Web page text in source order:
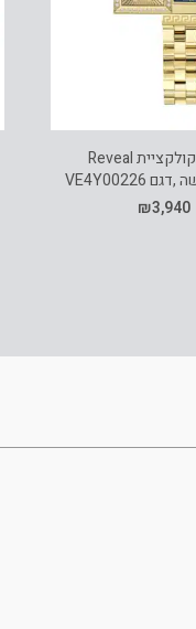
שעון Versace מקולקציית Reveal
₪3,940